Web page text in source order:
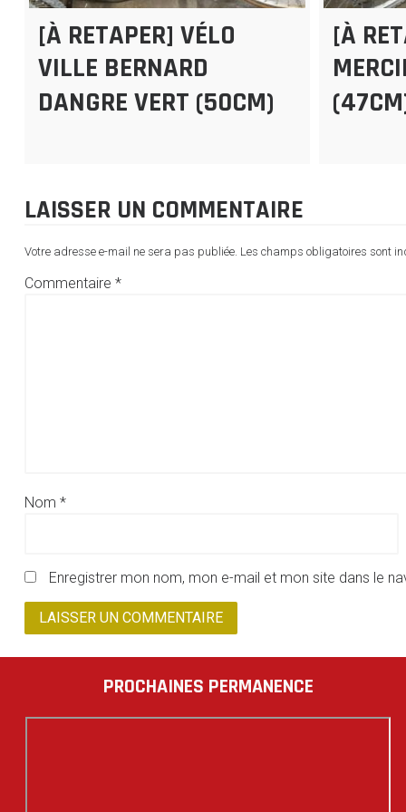
[À RETAPER] VÉLO
VILLE BERNARD
DANGRE VERT (50CM)
[À
LAISSER UN COMMENTAIRE
Votre adresse e-mail ne sera pas publiée. Les champs obligatoires sont
Commentaire *
Nom *
Enregistrer mon nom, mon e-mail et mon site dans le
PROCHAINES PERMANENCE